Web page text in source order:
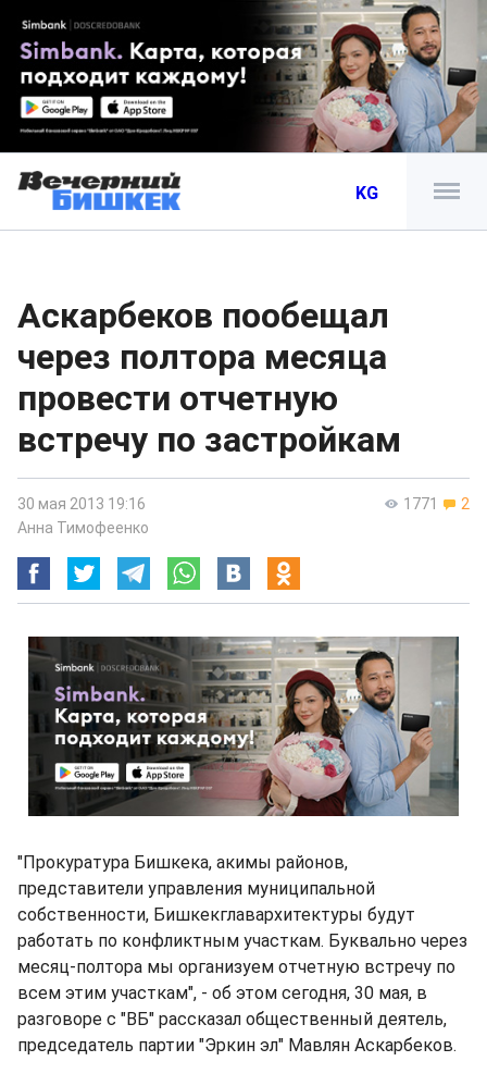
KG
Аскарбеков пообещал
через полтора месяца
провести отчетную
встречу по застройкам
1771 2
30 мая 2013 19:16
Анна Тимофеенко
"Прокуратура Бишкека, акимы районов,
представители управления муниципальной
собственности, Бишкекглавархитектуры будут
работать по конфликтным участкам. Буквально через
месяц-полтора мы организуем отчетную встречу по
всем этим участкам", - об этом сегодня, 30 мая, в
разговоре с "ВБ" рассказал общественный деятель,
председатель партии "Эркин эл" Мавлян Аскарбеков.